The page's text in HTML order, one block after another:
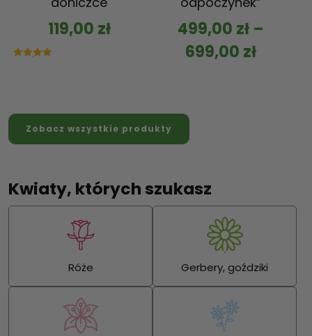
119,00 zł 499,00 zł –
699,00 zł
Zobacz wszystkie produkty
Kwiaty, których szukasz
Róże Gerbery, goździki